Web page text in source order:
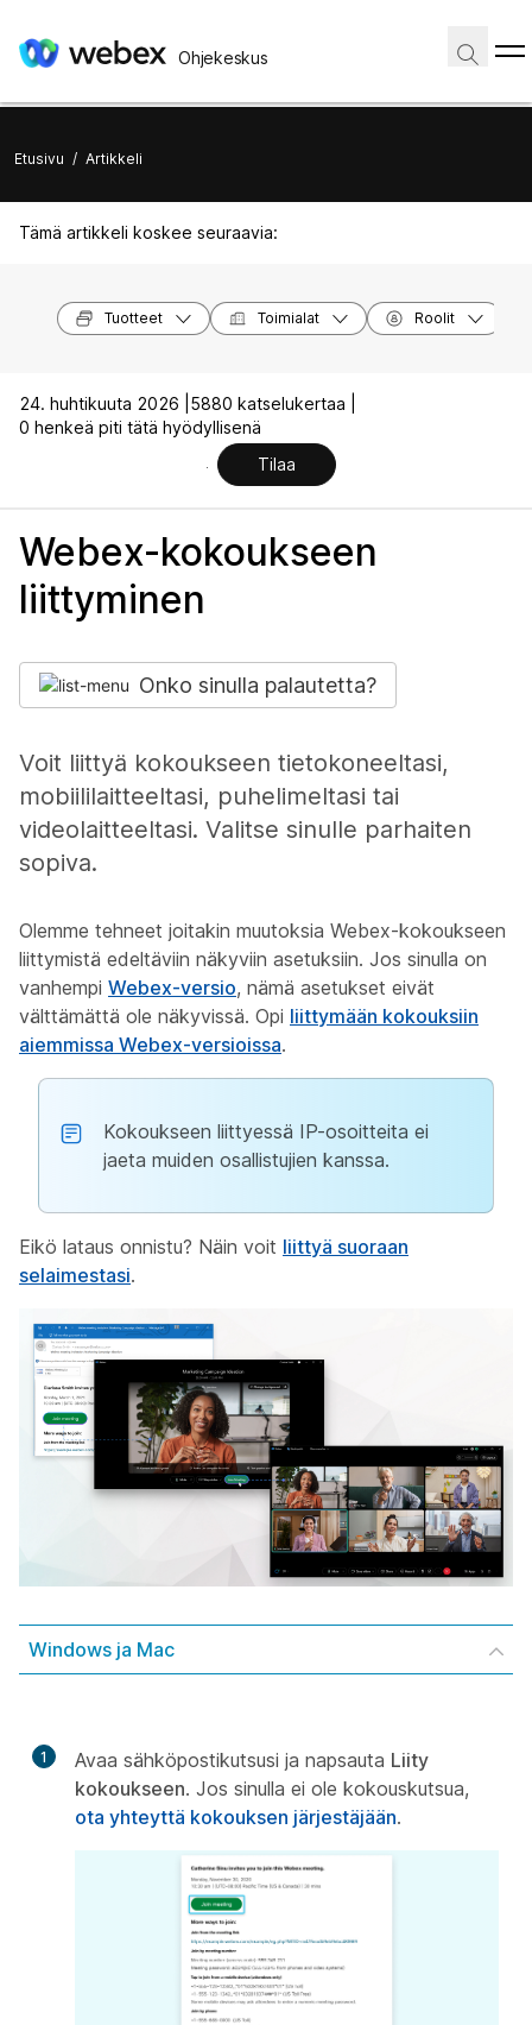
Ohjekeskus
Etusivu / Artikkeli
Tämä artikkeli koskee seuraavia:
Tuotteet Toimialat Roolit
24. huhtikuuta 2026 | 5880 katselukertaa |
0 henkeä piti tätä hyödyllisenä
Tilaa
Webex-kokoukseen
liittyminen
Onko sinulla palautetta?
Voit liittyä kokoukseen tietokoneeltasi,
mobiililaitteeltasi, puhelimeltasi tai
videolaitteeltasi. Valitse sinulle parhaiten
sopiva.
Olemme tehneet joitakin muutoksia Webex-kokoukseen
liittymistä edeltäviin näkyviin asetuksiin. Jos sinulla on
vanhempi Webex-versio, nämä asetukset eivät
välttämättä ole näkyvissä. Opi liittymään kokouksiin
aiemmissa Webex-versioissa.
Kokoukseen liittyessä IP-osoitteita ei
jaeta muiden osallistujien kanssa.
Eikö lataus onnistu? Näin voit liittyä suoraan
selaimestasi.
Windows ja Mac
1 Avaa sähköpostikutsusi ja napsauta Liity
kokoukseen. Jos sinulla ei ole kokouskutsua,
ota yhteyttä kokouksen järjestäjään.